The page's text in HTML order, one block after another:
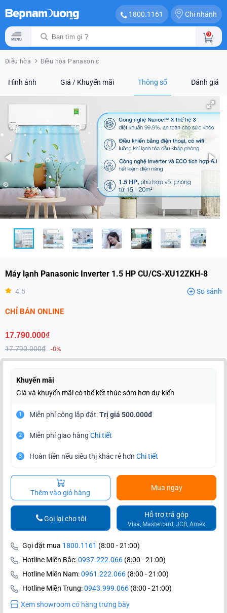
1800.1161 Chi nhánh
0
Điều hòa Điều hòa Panasonic
Hình ảnh Giá / Khuyến mãi Thông số Đánh giá
Máy lạnh Panasonic Inverter 1.5 HP CU/CS-XU12ZKH-8
4.5 So sánh
CHỈ BÁN ONLINE
17.790.000₫
17.790.000₫ -0%
Khuyến mãi
Giá và khuyến mãi có thể kết thúc sớm hơn dự kiến
1 Miễn phí công lắp đặt:Trị giá 500.000đ
2 Miễn phí giao hàng Chi tiết
3 Hoàn tiền nếu siêu thị khác rẻ hơn Chi tiết
Thêm vào giỏ hàng
Mua ngay
Hỗ trợ trả góp
Visa, Mastercard, JCB, Amex
Gọi lại cho tôi
Gọi đặt mua 1800.1161 (8:00 - 21:00)
Hotline Miền Bắc:0937.222.066 (8:00 - 21:00)
Hotline Miền Nam:0961.222.066 (8:00 - 21:00)
Hotline Miền Trung:0943.999.066 (8:00 - 21:00)
Xem showroom có hàng trưng bày